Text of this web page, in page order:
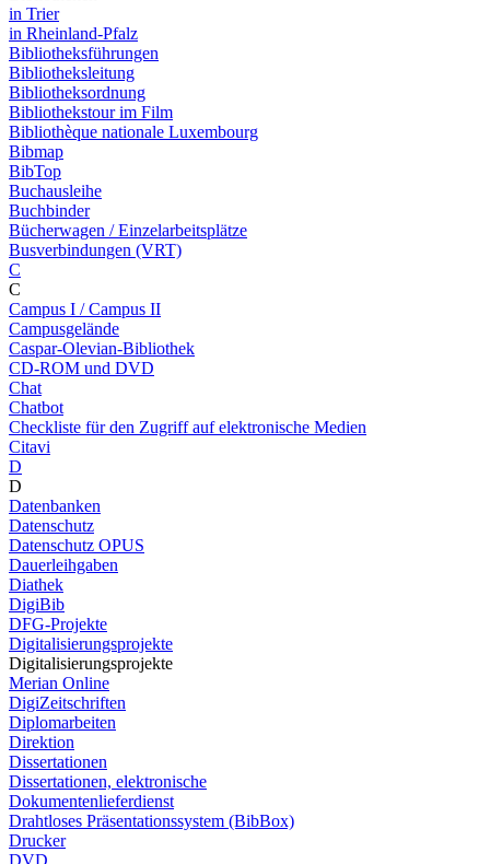
in Trier
in Rheinland-Pfalz
Bibliotheksführungen
Bibliotheksleitung
Bibliotheksordnung
Bibliothekstour im Film
Bibliothèque nationale Luxembourg
Bibmap
BibTop
Buchausleihe
Buchbinder
Bücherwagen / Einzelarbeitsplätze
Busverbindungen (VRT)
C
C
Campus I / Campus II
Campusgelände
Caspar-Olevian-Bibliothek
CD-ROM und DVD
Chat
Chatbot
Checkliste für den Zugriff auf elektronische Medien
Citavi
D
D
Datenbanken
Datenschutz
Datenschutz OPUS
Dauerleihgaben
Diathek
DigiBib
DFG-Projekte
Digitalisierungsprojekte
Digitalisierungsprojekte
Merian Online
DigiZeitschriften
Diplomarbeiten
Direktion
Dissertationen
Dissertationen, elektronische
Dokumentenlieferdienst
Drahtloses Präsentationssystem (BibBox)
Drucker
DVD